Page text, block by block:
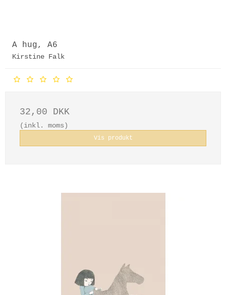
A hug, A6
Kirstine Falk
32,00 DKK
(inkl. moms)
Vis produkt